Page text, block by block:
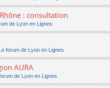
: consultation
de Lyon en Lignes
Le forum de Lyon en Lignes
AURA
de Lyon en Lignes